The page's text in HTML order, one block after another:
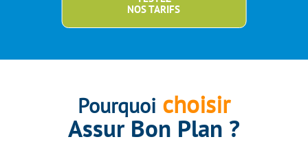
NOS TARIFS
Pourquoi choisir
Assur Bon Plan ?